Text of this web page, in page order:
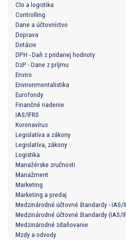
Clo a logistika
Controlling
Dane a účtovníctvo
Doprava
Dotácie
DPH - Daň z pridanej hodnoty
DzP - Dane z príjmu
Enviro
Environmentalistika
Eurofondy
Finančné riadenie
IAS/IFRS
Koronavírus
Legislatíva a zákony
Legislatíva, zákony
Logistika
Manažérske zručnosti
Manažment
Marketing
Marketing a predaj
Medzinárodné účtovné štandardy - IAS/
Medzinárodné účtovné štandardy (IAS/
Medzinárodné zdaňovanie
Mzdy a odvody